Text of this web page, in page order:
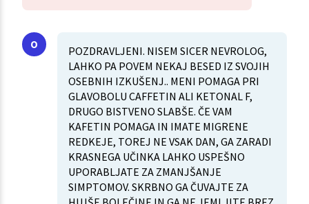
POZDRAVLJENI. NISEM SICER NEVROLOG,
LAHKO PA POVEM NEKAJ BESED IZ SVOJIH
OSEBNIH IZKUŠENJ.. MENI POMAGA PRI
GLAVOBOLU CAFFETIN ALI KETONAL F,
DRUGO BISTVENO SLABŠE. ČE VAM
KAFETIN POMAGA IN IMATE MIGRENE
REDKEJE, TOREJ NE VSAK DAN, GA ZARADI
KRASNEGA UČINKA LAHKO USPEŠNO
UPORABLJATE ZA ZMANJŠANJE
SIMPTOMOV. SKRBNO GA ČUVAJTE ZA